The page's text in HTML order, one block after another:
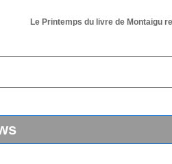
Le Printemps du livre de Montaigu